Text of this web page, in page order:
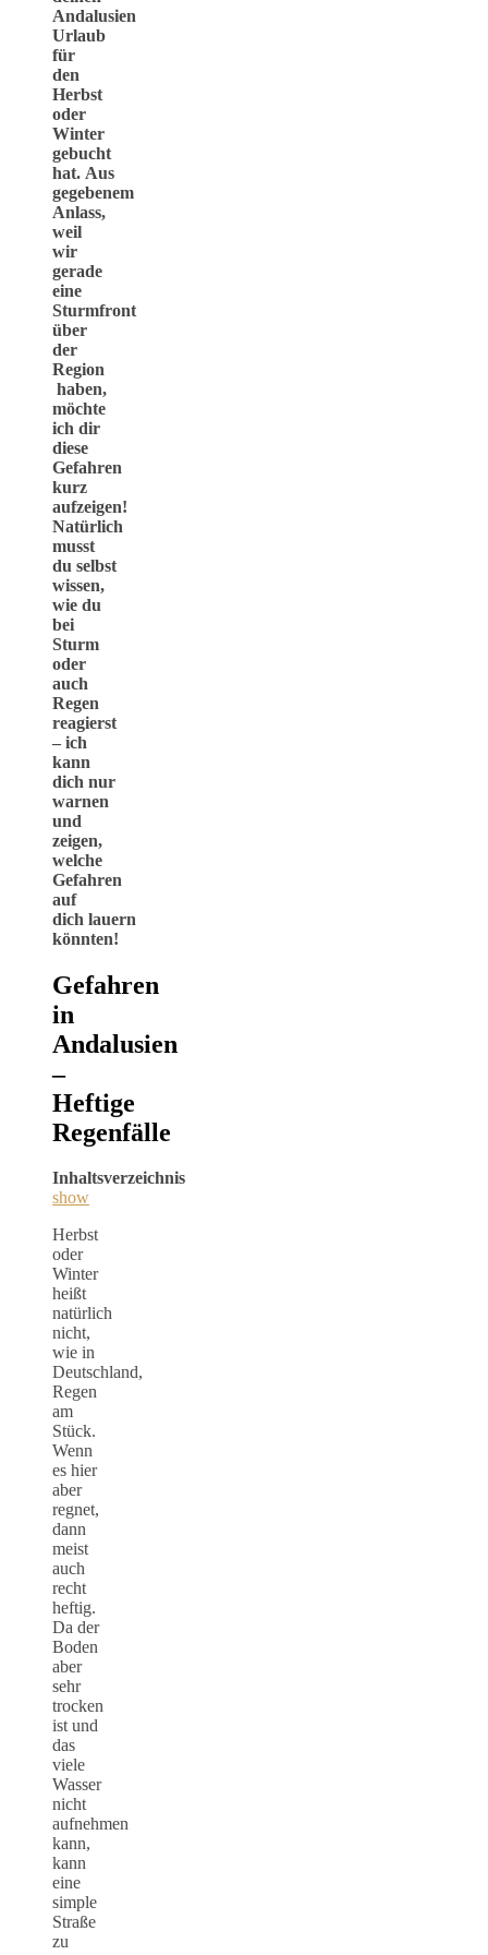
Andalusien
Urlaub
für
den
Herbst
oder
Winter
gebucht
hat. Aus
gegebenem
Anlass,
weil
wir
gerade
eine
Sturmfront
über
der
Region
haben,
möchte
ich dir
diese
Gefahren
kurz
aufzeigen!
Natürlich
musst
du selbst
wissen,
wie du
bei
Sturm
oder
auch
Regen
reagierst
– ich
kann
dich nur
warnen
und
zeigen,
welche
Gefahren
auf
dich lauern
könnten!
Gefahren
in
Andalusien
–
Heftige
Regenfälle
Inhaltsverzeichnis
show
Herbst
oder
Winter
heißt
natürlich
nicht,
wie in
Deutschland,
Regen
am
Stück.
Wenn
es hier
aber
regnet,
dann
meist
auch
recht
heftig.
Da der
Boden
aber
sehr
trocken
ist und
das
viele
Wasser
nicht
aufnehmen
kann,
kann
eine
simple
Straße
zu